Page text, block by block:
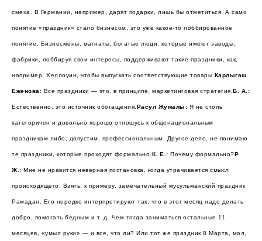
смеха. В Германии, например, дарят подарки, лишь бы отметиться. А само
понятие «праздник» стало бизнесом, это уже какое-то лоббированное
понятие. Бизнесмены, магнаты, богатые люди, которые имеют заводы,
фабрики, лоббируя свои интересы, поддерживают такие праздники, как,
например, Хеллоуин, чтобы выпускать соответствующие товары. Карлыгаш
Еженова: Все праздники — это, в принципе, маркетинговая стратегия. Б. А.:
Естественно, это источник обогащения. Расул Жумалы: Я не столь
категоричен и довольно хорошо отношусь к общенациональным
праздникам либо, допустим, профессиональным. Другое дело, не понимаю
те праздники, которые проходят формально. К. Е.: Почему формально?Р.
Ж.: Мне не нравится неверная постановка, когда утрачивается смысл
происходящего. Взять, к примеру, замечательный мусульманский праздник
Рамадан. Его нередко интерпретируют так, что в этот месяц надо делать
добро, помогать бедным и т. д. Чем тогда заниматься остальные 11
месяцев, «умыл руки» — и все, что ли? Или тот же праздник 8 Марта, мол,